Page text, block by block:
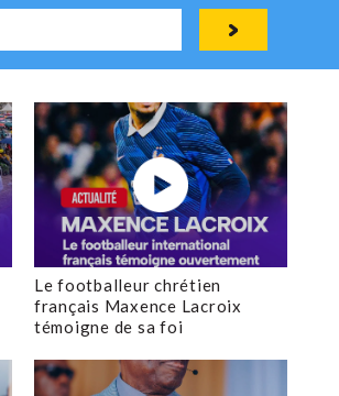
Le footballeur chrétien
français Maxence Lacroix
témoigne de sa foi